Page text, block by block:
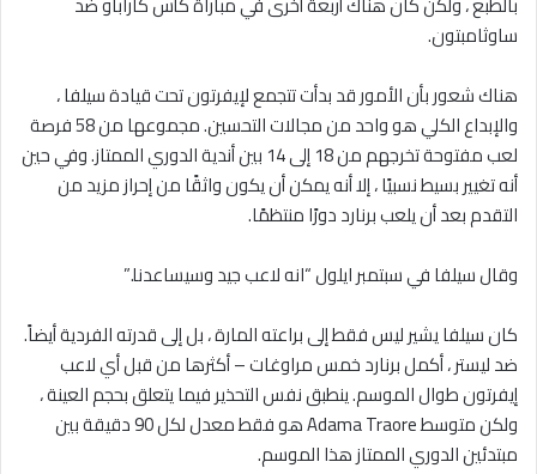
ساوثامبتون.
هناك شعور بأن الأمور قد بدأت تتجمع لإيفرتون تحت قيادة سيلفا ،
والإبداع الكلي هو واحد من مجالات التحسين. مجموعها من 58 فرصة
لعب مفتوحة تخرجهم من 18 إلى 14 بين أندية الدوري الممتاز. وفي حين
أنه تغيير بسيط نسبيًا ، إلا أنه يمكن أن يكون واثقًا من إحراز مزيد من
التقدم بعد أن يلعب برنارد دورًا منتظمًا.
وقال سيلفا في سبتمبر ايلول “انه لاعب جيد وسيساعدنا.”
كان سيلفا يشير ليس فقط إلى براعته المارة ، بل إلى قدرته الفردية أيضاً.
ضد ليستر ، أكمل برنارد خمس مراوغات – أكثرها من قبل أي لاعب
إيفرتون طوال الموسم. ينطبق نفس التحذير فيما يتعلق بحجم العينة ،
ولكن متوسط ​​Adama Traore هو فقط معدل لكل 90 دقيقة بين
مبتدئين الدوري الممتاز هذا الموسم.